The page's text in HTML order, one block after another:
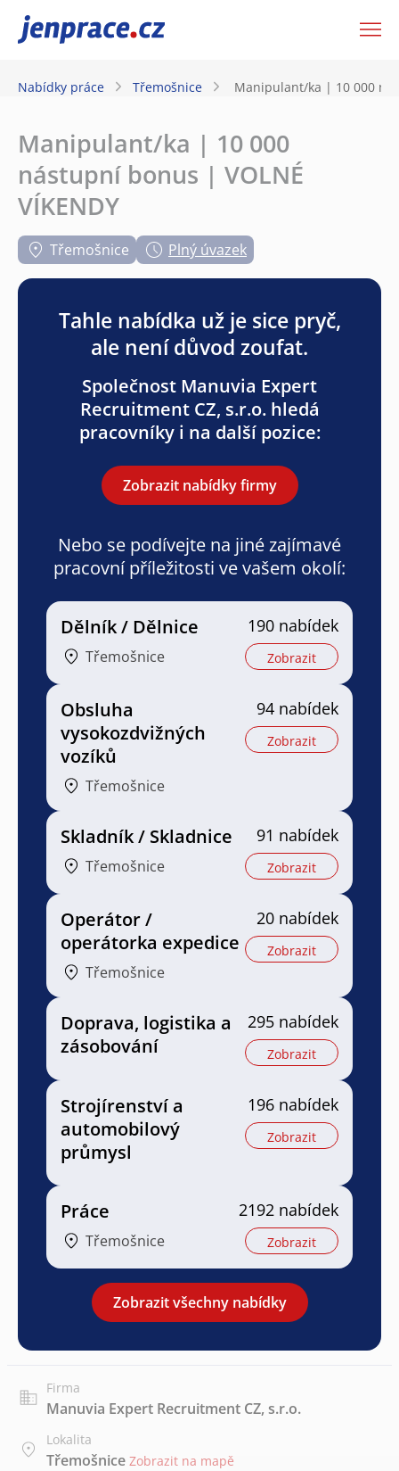
JenPráce.cz
Nabídky práce Třemošnice Manipulant/ka | 10 000
Manipulant/ka | 10 000
nástupní bonus | VOLNÉ
VÍKENDY
Třemošnice Plný úvazek
Tahle nabídka už je sice pryč,
ale není důvod zoufat.
Společnost Manuvia Expert
Recruitment CZ, s.r.o. hledá
pracovníky i na další pozice:
Zobrazit nabídky firmy
Nebo se podívejte na jiné zajímavé
pracovní příležitosti ve vašem okolí:
Dělník / Dělnice
Třemošnice
190 nabídek
Zobrazit
Obsluha
vysokozdvižných
vozíků
Třemošnice
94 nabídek
Zobrazit
Skladník / Skladnice
Třemošnice
91 nabídek
Zobrazit
Operátor /
operátorka expedice
Třemošnice
20 nabídek
Zobrazit
Doprava, logistika a
zásobování
295 nabídek
Zobrazit
Strojírenství a
automobilový
průmysl
196 nabídek
Zobrazit
Práce
Třemošnice
2192 nabídek
Zobrazit
Zobrazit všechny nabídky
Firma
Manuvia Expert Recruitment CZ, s.r.o.
Lokalita
Třemošnice Zobrazit na mapě